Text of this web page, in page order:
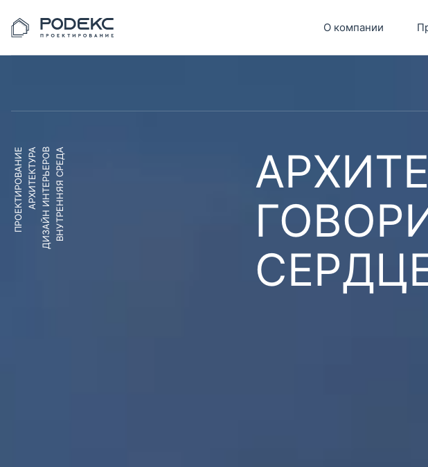
О компании
ПРОЕКТИРОВАНИЕАРХИТЕКТУРАДИЗАЙН ИНТЕРЬЕРОВВНУТРЕННЯЯ СРЕДА